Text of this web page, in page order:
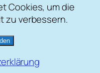
Peitz
22088
Cookies, um die
zu verbessern.